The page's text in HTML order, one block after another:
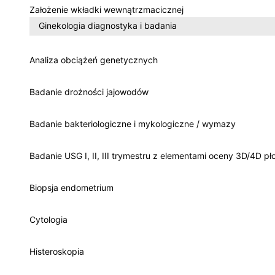
Założenie wkładki wewnątrzmacicznej
Ginekologia diagnostyka i badania
Analiza obciążeń genetycznych
Badanie drożności jajowodów
Badanie bakteriologiczne i mykologiczne / wymazy
Badanie USG I, II, III trymestru z elementami oceny 3D/4D
Biopsja endometrium
Cytologia
Histeroskopia